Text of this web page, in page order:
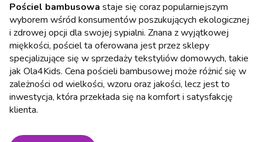
Pościel bambusowa staje się coraz popularniejszym
wyborem wśród konsumentów poszukujących ekologicznej
i zdrowej opcji dla swojej sypialni. Znana z wyjątkowej
miękkości, pościel ta oferowana jest przez sklepy
specjalizujące się w sprzedaży tekstyliów domowych, takie
jak Ola4Kids. Cena pościeli bambusowej może różnić się w
zależności od wielkości, wzoru oraz jakości, lecz jest to
inwestycja, która przekłada się na komfort i satysfakcję
klienta.